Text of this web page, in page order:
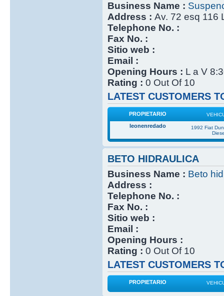
Business Name :
Address : Av. 72 esq 116
Telephone No. :
Fax No. :
Sitio web :
Email :
Opening Hours : L a V
Rating : 0 Out Of 10
LATEST CUSTOMERS
PROPIETARIO
leonenredado
1992 Fiat
BETO HIDRAULICA
Business Name : Beto
Address :
Telephone No. :
Fax No. :
Sitio web :
Email :
Opening Hours :
Rating : 0 Out Of 10
LATEST CUSTOMERS
PROPIETARIO